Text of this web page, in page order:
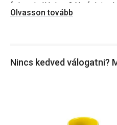
felszolgáláshoz? Ne felejtsd
számold meg, van-e
Olvasson tovább
Nincs kedved válogatni?